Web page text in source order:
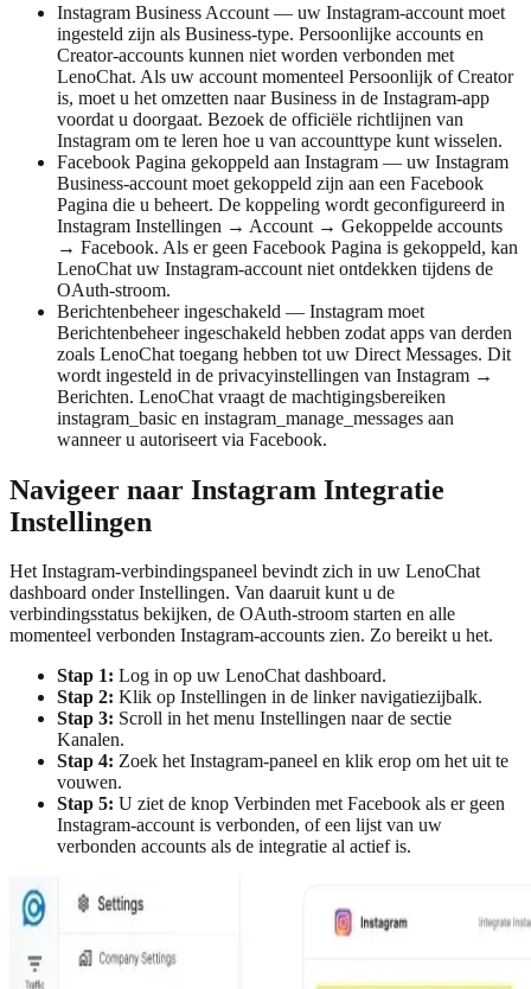
Instagram Business Account — uw Instagram-account moet
ingesteld zijn als Business-type. Persoonlijke accounts en
Creator-accounts kunnen niet worden verbonden met
LenoChat. Als uw account momenteel Persoonlijk of Creator
is, moet u het omzetten naar Business in de Instagram-app
voordat u doorgaat. Bezoek de officiële richtlijnen van
Instagram om te leren hoe u van accounttype kunt wisselen.
Facebook Pagina gekoppeld aan Instagram — uw Instagram
Business-account moet gekoppeld zijn aan een Facebook
Pagina die u beheert. De koppeling wordt geconfigureerd in
Instagram Instellingen → Account → Gekoppelde accounts
→ Facebook. Als er geen Facebook Pagina is gekoppeld, kan
LenoChat uw Instagram-account niet ontdekken tijdens de
OAuth-stroom.
Berichtenbeheer ingeschakeld — Instagram moet
Berichtenbeheer ingeschakeld hebben zodat apps van derden
zoals LenoChat toegang hebben tot uw Direct Messages. Dit
wordt ingesteld in de privacyinstellingen van Instagram →
Berichten. LenoChat vraagt de machtigingsbereiken
instagram_basic en instagram_manage_messages aan
wanneer u autoriseert via Facebook.
Navigeer naar Instagram Integratie
Instellingen
Het Instagram-verbindingspaneel bevindt zich in uw LenoChat
dashboard onder Instellingen. Van daaruit kunt u de
verbindingsstatus bekijken, de OAuth-stroom starten en alle
momenteel verbonden Instagram-accounts zien. Zo bereikt u het.
Stap 1: Log in op uw LenoChat dashboard.
Stap 2: Klik op Instellingen in de linker navigatiezijbalk.
Stap 3: Scroll in het menu Instellingen naar de sectie
Kanalen.
Stap 4: Zoek het Instagram-paneel en klik erop om het uit te
vouwen.
Stap 5: U ziet de knop Verbinden met Facebook als er geen
Instagram-account is verbonden, of een lijst van uw
verbonden accounts als de integratie al actief is.